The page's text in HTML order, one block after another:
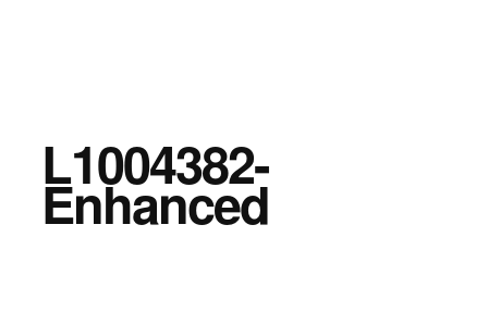
L1004382-
Enhanced